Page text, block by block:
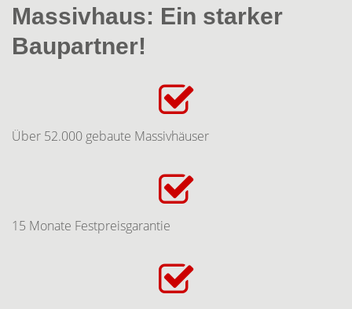
Massivhaus: Ein starker
Baupartner!
Über 52.000 gebaute Massivhäuser
15 Monate Festpreisgarantie